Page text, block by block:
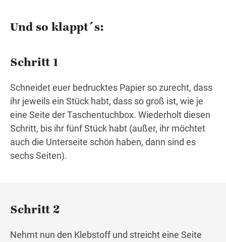
Und so klappt´s:
Schritt 1
Schneidet euer bedrucktes Papier so zurecht, dass
ihr jeweils ein Stück habt, dass so groß ist, wie je
eine Seite der Taschentuchbox. Wiederholt diesen
Schritt, bis ihr fünf Stück habt (außer, ihr möchtet
auch die Unterseite schön haben, dann sind es
sechs Seiten).
Schritt 2
Nehmt nun den Klebstoff und streicht eine Seite